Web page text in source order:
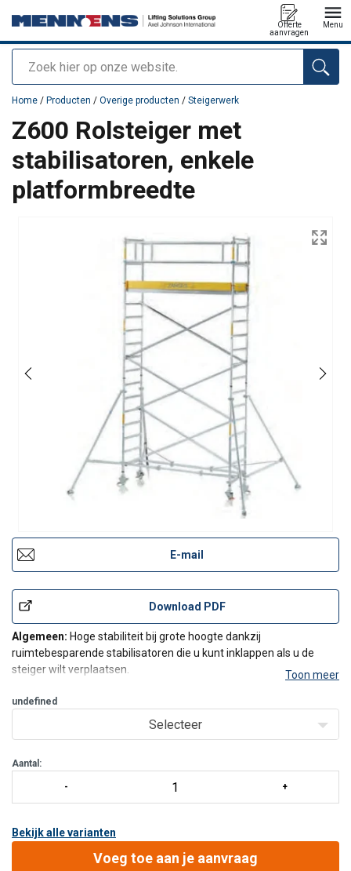
Zoeken
Offerte
aanvragen
Menu
toegevoegd aan uw offerte
Home / Producten / Overige producten / Steigerwerk
Z600 Rolsteiger met
stabilisatoren, enkele
platformbreedte
E-mail
Download PDF
Algemeen: Hoge stabiliteit bij grote hoogte dankzij
ruimtebesparende stabilisatoren die u kunt inklappen als u de
steiger wilt verplaatsen.
Kenmerken & Voordelen:
Steigerbreedte: 0,75 m
van 4
Toon meer
undefined
Selecteer
Aantal:
Bekijk alle varianten
Voeg toe aan je aanvraag